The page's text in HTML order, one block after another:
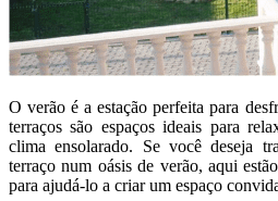
O verão é a estação perfeita para
terraços são espaços ideais para
clima ensolarado. Se você deseja
terraço num oásis de verão, aqui
para ajudá-lo a criar um espaço